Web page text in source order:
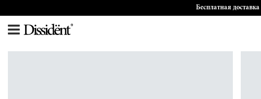
Бесплатная